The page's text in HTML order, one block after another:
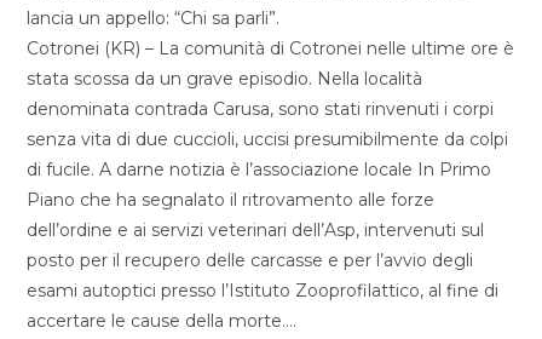
lancia un appello: “Chi sa parli”.
Cotronei (KR) – La comunità di Cotronei nelle ultime ore è
stata scossa da un grave episodio. Nella località
denominata contrada Carusa, sono stati rinvenuti i corpi
senza vita di due cuccioli, uccisi presumibilmente da colpi
di fucile. A darne notizia è l’associazione locale In Primo
Piano che ha segnalato il ritrovamento alle forze
dell’ordine e ai servizi veterinari dell’Asp, intervenuti sul
posto per il recupero delle carcasse e per l’avvio degli
esami autoptici presso l’Istituto Zooprofilattico, al fine di
accertare le cause della morte….